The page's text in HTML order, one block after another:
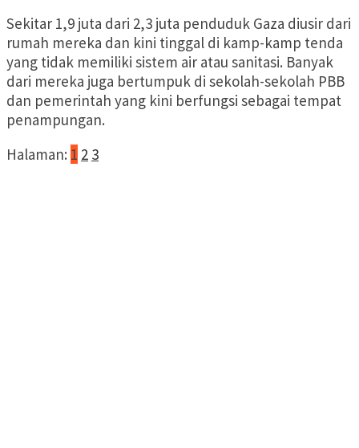
Sekitar 1,9 juta dari 2,3 juta penduduk Gaza diusir dari
rumah mereka dan kini tinggal di kamp-kamp tenda
yang tidak memiliki sistem air atau sanitasi. Banyak
dari mereka juga bertumpuk di sekolah-sekolah PBB
dan pemerintah yang kini berfungsi sebagai tempat
penampungan.
Halaman: 1 2 3